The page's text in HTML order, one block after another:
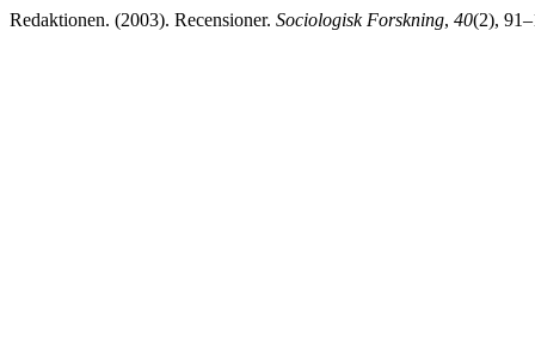
Redaktionen. (2003). Recensioner. Sociologisk Forskning, 40(2),